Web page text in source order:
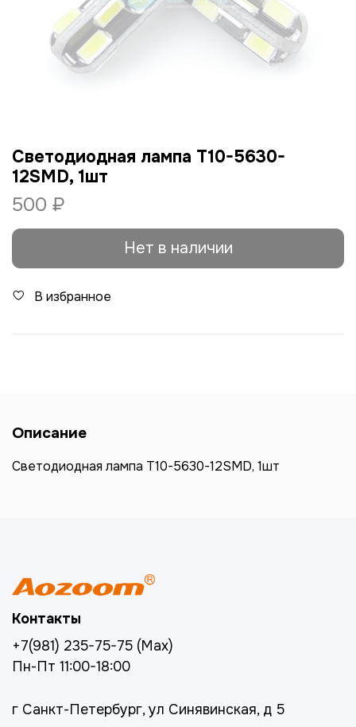
Светодиодная лампа T10-5630-
12SMD, 1шт
500 ₽
Нет в наличии
В избранное
Описание
Светодиодная лампа T10-5630-12SMD, 1шт
Контакты
+7(981) 235-75-75 (Max)
Пн-Пт 11:00-18:00
г Санкт-Петербург, ул Синявинская, д 5